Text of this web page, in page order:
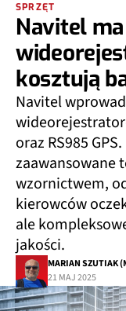
SPRZĘT
Navitel
kosztują
Navitel
oraz RS985
zaawansowane
wzornictwem,
kierowców
ale
jakości.
MARIAN SZUTIAK
21 MAJ 2025